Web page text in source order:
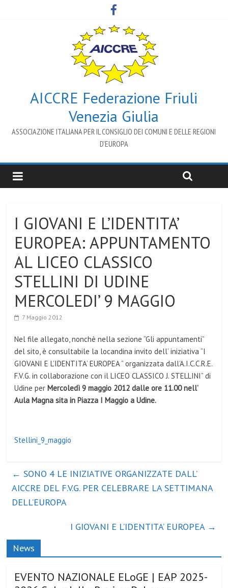
AICCRE Federazione Friuli
Venezia Giulia
ASSOCIAZIONE ITALIANA PER IL CONSIGLIO DEI COMUNI E DELLE REGIONI
D’EUROPA
I GIOVANI E L’IDENTITA’
EUROPEA: APPUNTAMENTO
AL LICEO CLASSICO
STELLINI DI UDINE
MERCOLEDI’ 9 MAGGIO
7 Maggio 2012
Nel file allegato, nonchè nella sezione “Gli appuntamenti”
del sito, è consultabile la locandina invito dell’ iniziativa “I
GIOVANI E L’IDENTITA’ EUROPEA ” organizzata dall’A.I.C.C.R.E.
F.V.G. in collaborazione con il LICEO CLASSICO J. STELLINI” di
Udine perMercoledì 9 maggio 2012 dalle ore 11.00 nell’
Aula Magna sita in Piazza I Maggio a Udine.
Stellini_9_maggio
← SONO 4 LE INIZIATIVE ORGANIZZATE DALL’
AICCRE DEL F.V.G. PER CELEBRARE LA SETTIMANA
DELL’EUROPA
I GIOVANI E L’IDENTITA’ EUROPEA →
News
EVENTO NAZIONALE ELoGE | EAP 2025-